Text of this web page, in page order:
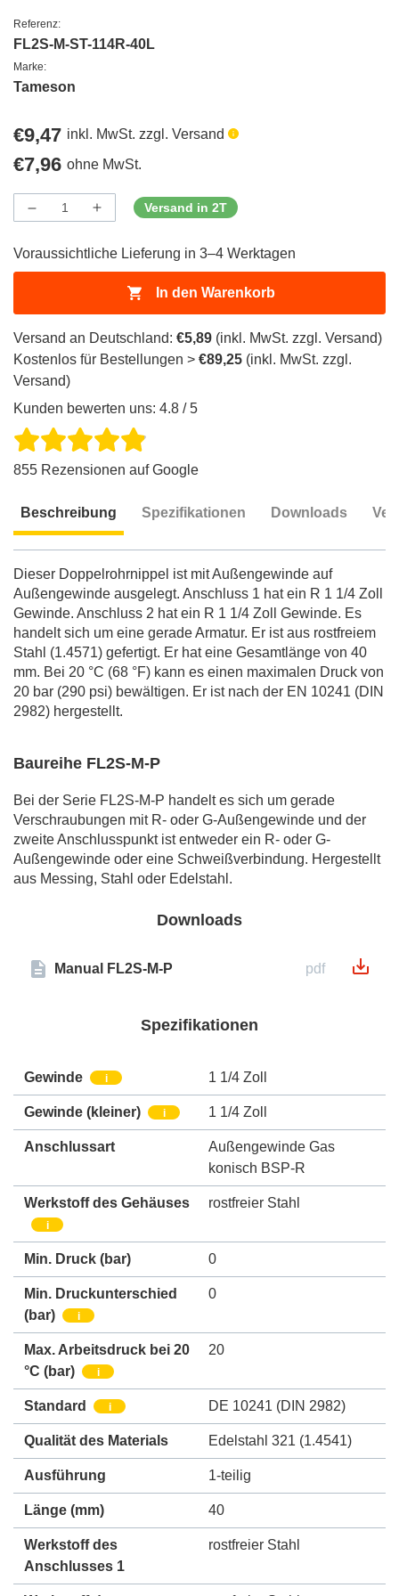
Referenz:
FL2S-M-ST-114R-40L
Marke:
Tameson
Regulärer
Preis
€9,47 inkl. MwSt. zzgl. Versand
Regulärer
Preis
€7,96 ohne MwSt.
Menge
Menge
verringern
ProductDrop
Menge
erhöhen
ProductDrop
Versand in 2T
Voraussichtliche Lieferung in 3–4 Werktagen
In den Warenkorb
Versand an Deutschland: €5,89 (inkl. MwSt. zzgl. Versand)
Kostenlos für Bestellungen > €89,25 (inkl. MwSt. zzgl.
Versand)
Kunden bewerten uns: 4.8 / 5
855 Rezensionen auf Google
Beschreibung Spezifikationen Downloads
Dieser Doppelrohrnippel ist mit Außengewinde auf
Außengewinde ausgelegt. Anschluss 1 hat ein R 1 1/4 Zoll
Gewinde. Anschluss 2 hat ein R 1 1/4 Zoll Gewinde. Es
handelt sich um eine gerade Armatur. Er ist aus rostfreiem
Stahl (1.4571) gefertigt. Er hat eine Gesamtlänge von 40
mm. Bei 20 °C (68 °F) kann es einen maximalen Druck von
20 bar (290 psi) bewältigen. Er ist nach der EN 10241 (DIN
2982) hergestellt.
Baureihe FL2S-M-P
Bei der Serie FL2S-M-P handelt es sich um gerade
Verschraubungen mit R- oder G-Außengewinde und der
zweite Anschlusspunkt ist entweder ein R- oder G-
Außengewinde oder eine Schweißverbindung. Hergestellt
aus Messing, Stahl oder Edelstahl.
Downloads
Manual FL2S-M-P pdf
Spezifikationen
Gewinde i 1 1/4 Zoll
Gewinde (kleiner) i 1 1/4 Zoll
Anschlussart
Außengewinde Gas
konisch BSP-R
Werkstoff des Gehäuses
i
rostfreier Stahl
Min. Druck (bar) 0
Min. Druckunterschied
(bar)
i
0
Max. Arbeitsdruck bei 20
°C (bar)
i
20
Standard i DE 10241 (DIN 2982)
Qualität des Materials Edelstahl 321 (1.4541)
Ausführung 1-teilig
Länge (mm) 40
Werkstoff des
Anschlusses 1
rostfreier Stahl